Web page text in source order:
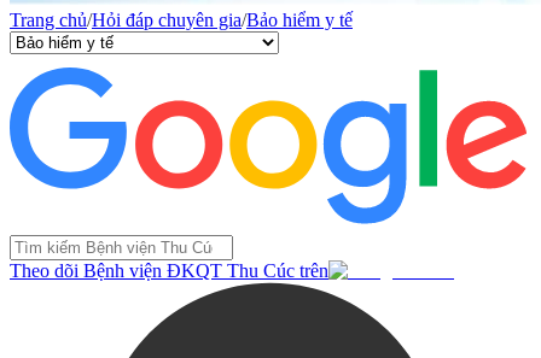
Trang chủ/Hỏi đáp chuyên gia/Bảo hiểm y tế
Theo dõi Bệnh viện ĐKQT Thu Cúc trên